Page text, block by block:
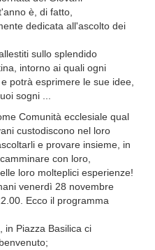
è, di fatto,
dedicata all'ascolto dei
sullo splendido
intorno ai quali ogni
potrà esprimere le sue idee,
sogni ...
Comunità ecclesiale qual
custodiscono nel loro
e provare insieme, in
con loro,
loro molteplici esperienze!
venerdì 28 novembre
Ecco il programma
in Piazza Basilica ci